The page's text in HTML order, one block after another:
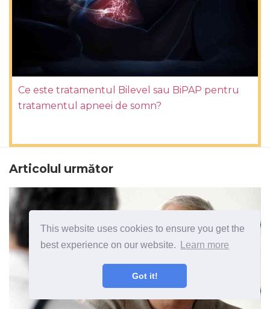
This website uses cookies to ensure you get the
best experience on our website.
Learn more
Got it!
Ce este tratamentul Bilevel sau BiPAP pentru
tratamentul apneei de somn?
Articolul următor